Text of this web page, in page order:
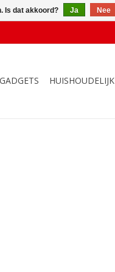
GADGETS HUISHOUDELIJK
Is dat akkoord? Ja Nee